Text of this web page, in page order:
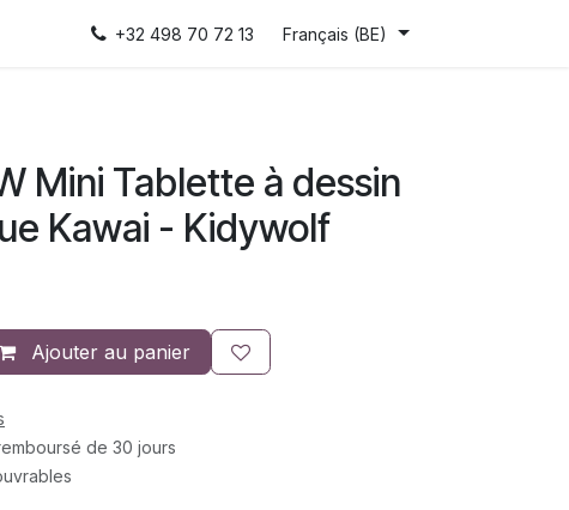
+32 498 70 72 13 Français (BE)
Mini Tablette à dessin
Kawai - Kidywolf
Ajouter au panier
de 30 jours